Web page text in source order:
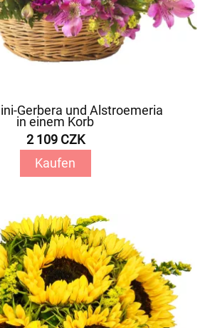
Gerbera und Alstroemeria
in einem Korb
2 109 CZK
Kaufen